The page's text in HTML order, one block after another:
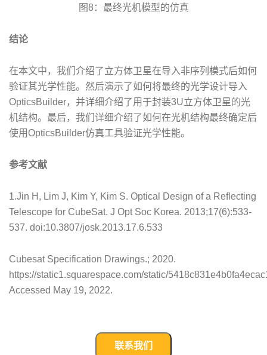
图8：最终光机模型的仿真
结论
在本文中，我们介绍了立方体卫星在导入非序列模式后如何
验证其光学性能。然后演示了如何将最终的光学设计导入
OpticsBuilder，并详细介绍了用于封装3U立方体卫星的光
机结构。最后，我们详细介绍了如何在光机结构最终确定后
使用OpticsBuilder仿真工具验证光学性能。
参考文献
1.Jin H, Lim J, Kim Y, Kim S. Optical Design of a Reflecting
Telescope for CubeSat. J Opt Soc Korea. 2013;17(6):533-
537. doi:10.3807/josk.2013.17.6.533
Cubesat Specification Drawings.; 2020.
https://static1.squarespace.com/static/
Accessed May 19, 2022.
联系我们